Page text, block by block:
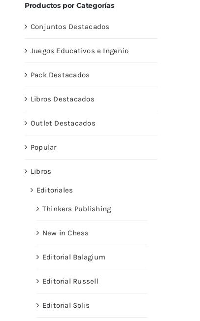
Productos por Categorías
Conjuntos Destacados
Juegos Educativos e Ingenio
Pack Destacados
Libros Destacados
Outlet Destacados
Popular
Libros
Editoriales
Thinkers Publishing
New in Chess
Editorial Balagium
Editorial Russell
Editorial Solis